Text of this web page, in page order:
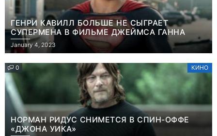
ГЕНРИ КАВИЛЛ БОЛЬШЕ НЕ СЫГРАЕТ
СУПЕРМЕНА В ФИЛЬМЕ ДЖЕЙМСА ГАННА
January 4, 2023
0 КИНО
НОРМАН РИДУС СНИМЕТСЯ В СПИН-ОФФЕ
«ДЖОНА УИКА»